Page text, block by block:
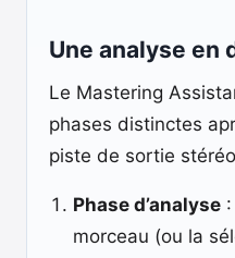
Une analyse en
Le Mastering
phases distinctes
piste de sortie
Phase d’analyse
morceau (ou la